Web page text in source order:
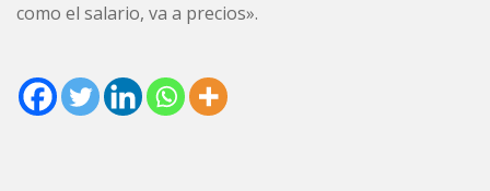
como el salario, va a precios».